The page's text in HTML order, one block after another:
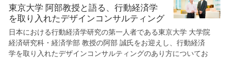
東京大学 阿部教授と語る、行動経済学
を取り入れたデザインコンサルティング
日本における行動経済学研究の第一人者である東京大学 大学院
経済研究科・経済学部 教授の阿部 誠氏をお迎えし、行動経済
学を取り入れたデザインコンサルティングのあり方についてお